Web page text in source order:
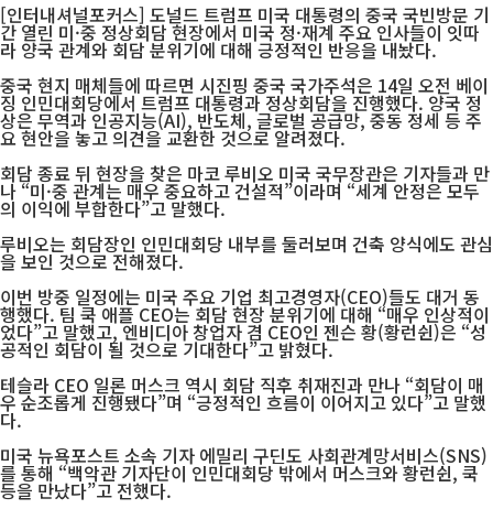
[인터내셔널포커스] 도널드 트럼프 미국 대통령의 중국 국빈방문 기
간 열린 미·중 정상회담 현장에서 미국 정·재계 주요 인사들이 잇따
라 양국 관계와 회담 분위기에 대해 긍정적인 반응을 내놨다.
중국 현지 매체들에 따르면 시진핑 중국 국가주석은 14일 오전 베이
징 인민대회당에서 트럼프 대통령과 정상회담을 진행했다. 양국 정
상은 무역과 인공지능(AI), 반도체, 글로벌 공급망, 중동 정세 등 주
요 현안을 놓고 의견을 교환한 것으로 알려졌다.
회담 종료 뒤 현장을 찾은 마코 루비오 미국 국무장관은 기자들과 만
나 “미·중 관계는 매우 중요하고 건설적”이라며 “세계 안정은 모두
의 이익에 부합한다”고 말했다.
루비오는 회담장인 인민대회당 내부를 둘러보며 건축 양식에도 관심
을 보인 것으로 전해졌다.
이번 방중 일정에는 미국 주요 기업 최고경영자(CEO)들도 대거 동
행했다. 팀 쿡 애플 CEO는 회담 현장 분위기에 대해 “매우 인상적이
었다”고 말했고, 엔비디아 창업자 겸 CEO인 젠슨 황(황런쉰)은 “성
공적인 회담이 될 것으로 기대한다”고 밝혔다.
테슬라 CEO 일론 머스크 역시 회담 직후 취재진과 만나 “회담이 매
우 순조롭게 진행됐다”며 “긍정적인 흐름이 이어지고 있다”고 말했
다.
미국 뉴욕포스트 소속 기자 에밀리 구딘도 사회관계망서비스(SNS)
를 통해 “백악관 기자단이 인민대회당 밖에서 머스크와 황런쉰, 쿡
등을 만났다”고 전했다.